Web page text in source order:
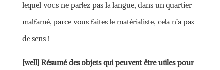
lequel vous ne parlez pas la langue, dans un quartier
malfamé, parce vous faites le matérialiste, cela n’a pas
de sens !
[well] Résumé des objets qui peuvent être utiles pour